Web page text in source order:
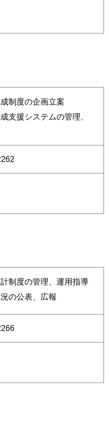
制度の企画立案
支援システムの管理、
制度の管理、運用指導
の公表、広報